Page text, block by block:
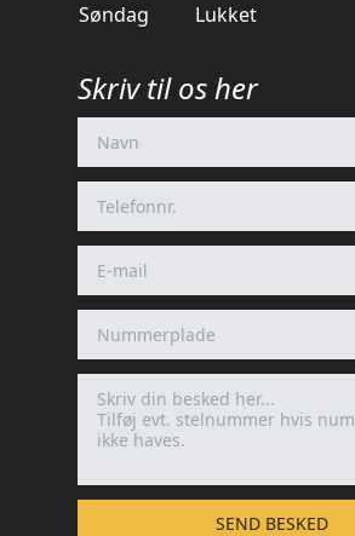
Søndag
Lukket
Skriv til os her
SEND BESKED